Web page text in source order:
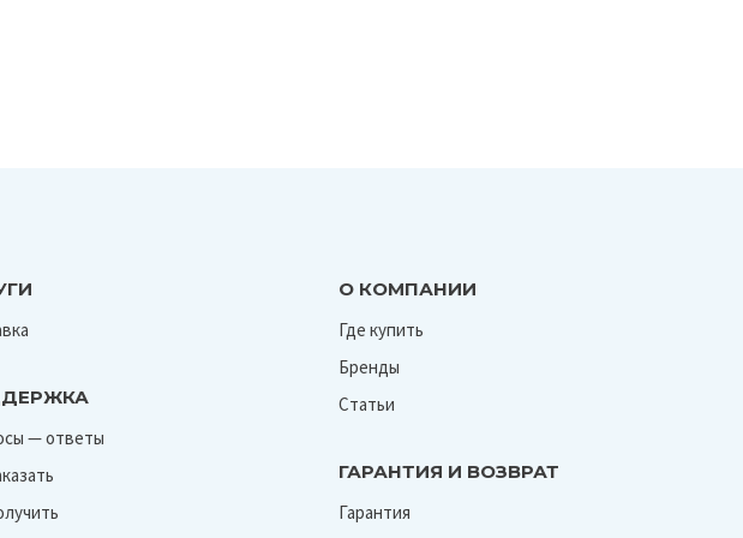
— ответы
О КОМПАНИИ
Где купить
Бренды
Статьи
ГАРАНТИЯ И ВОЗВРАТ
Гарантия